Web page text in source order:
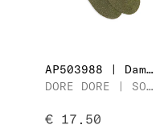
AP503988 | Dames Enkelsok
DORE DORE | SOCQUETTE MAILLE UNIE LUREX
€ 17.50